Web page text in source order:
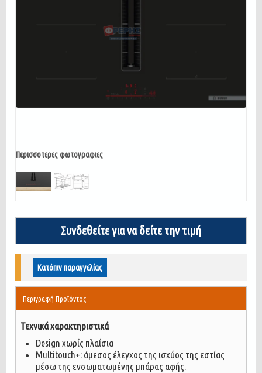
Περισσοτερες φωτογραφιες
Συνδεθείτε για να δείτε την τιμή
Κατόπιν παραγγελίας
Περιγραφή Προϊόντος
Τεχνικά χαρακτηριστικά
Design χωρίς πλαίσια
Multitouch+: άμεσος έλεγχος της ισχύος της εστίας
μέσω της ενσωματωμένης μπάρας αφής.